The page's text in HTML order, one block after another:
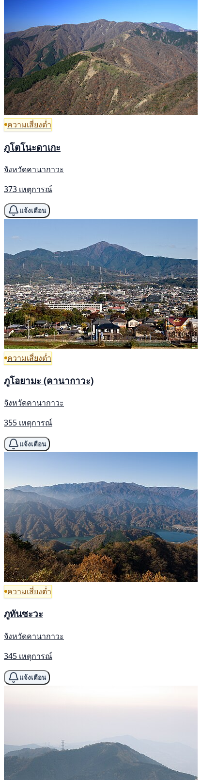
ความเสี่ยงต่ำ
ภูโตโนะดาเกะ
จังหวัดคานากาวะ
373 เหตุการณ์
แจ้งเตือน
ความเสี่ยงต่ำ
ภูโอยามะ (คานากาวะ)
จังหวัดคานากาวะ
355 เหตุการณ์
แจ้งเตือน
ความเสี่ยงต่ำ
ภูทันซะวะ
จังหวัดคานากาวะ
345 เหตุการณ์
แจ้งเตือน